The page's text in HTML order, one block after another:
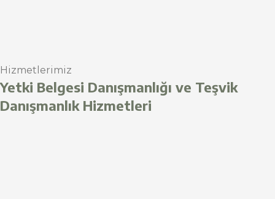
Hizmetlerimiz
Yetki Belgesi Danışmanlığı ve Teşvik
Danışmanlık Hizmetleri